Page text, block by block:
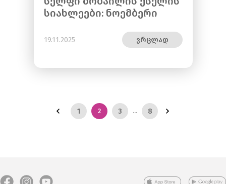
სიახლეები: ნოემბერი
19.11.2025 ვრცლად
1 2 3 ... 8